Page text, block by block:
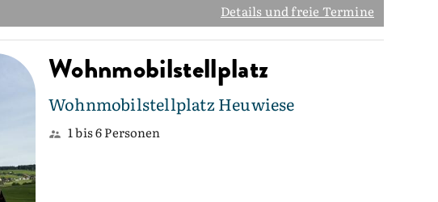
Details und freie Termine
Wohnmobilstellplatz
Wohnmobilstellplatz Heuwiese
1 bis 6 Personen